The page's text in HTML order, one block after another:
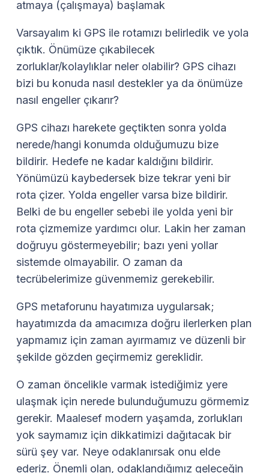
atmaya (çalışmaya) başlamak
Varsayalım ki GPS ile rotamızı belirledik ve yola
çıktık. Önümüze çıkabilecek
zorluklar/kolaylıklar neler olabilir? GPS cihazı
bizi bu konuda nasıl destekler ya da önümüze
nasıl engeller çıkarır?
GPS cihazı harekete geçtikten sonra yolda
nerede/hangi konumda olduğumuzu bize
bildirir. Hedefe ne kadar kaldığını bildirir.
Yönümüzü kaybedersek bize tekrar yeni bir
rota çizer. Yolda engeller varsa bize bildirir.
Belki de bu engeller sebebi ile yolda yeni bir
rota çizmemize yardımcı olur. Lakin her zaman
doğruyu göstermeyebilir; bazı yeni yollar
sistemde olmayabilir. O zaman da
tecrübelerimize güvenmemiz gerekebilir.
GPS metaforunu hayatımıza uygularsak;
hayatımızda da amacımıza doğru ilerlerken plan
yapmamız için zaman ayırmamız ve düzenli bir
şekilde gözden geçirmemiz gereklidir.
O zaman öncelikle varmak istediğimiz yere
ulaşmak için nerede bulunduğumuzu görmemiz
gerekir. Maalesef modern yaşamda, zorlukları
yok saymamız için dikkatimizi dağıtacak bir
sürü şey var. Neye odaklanırsak onu elde
ederiz. Önemli olan, odaklandığımız geleceğin